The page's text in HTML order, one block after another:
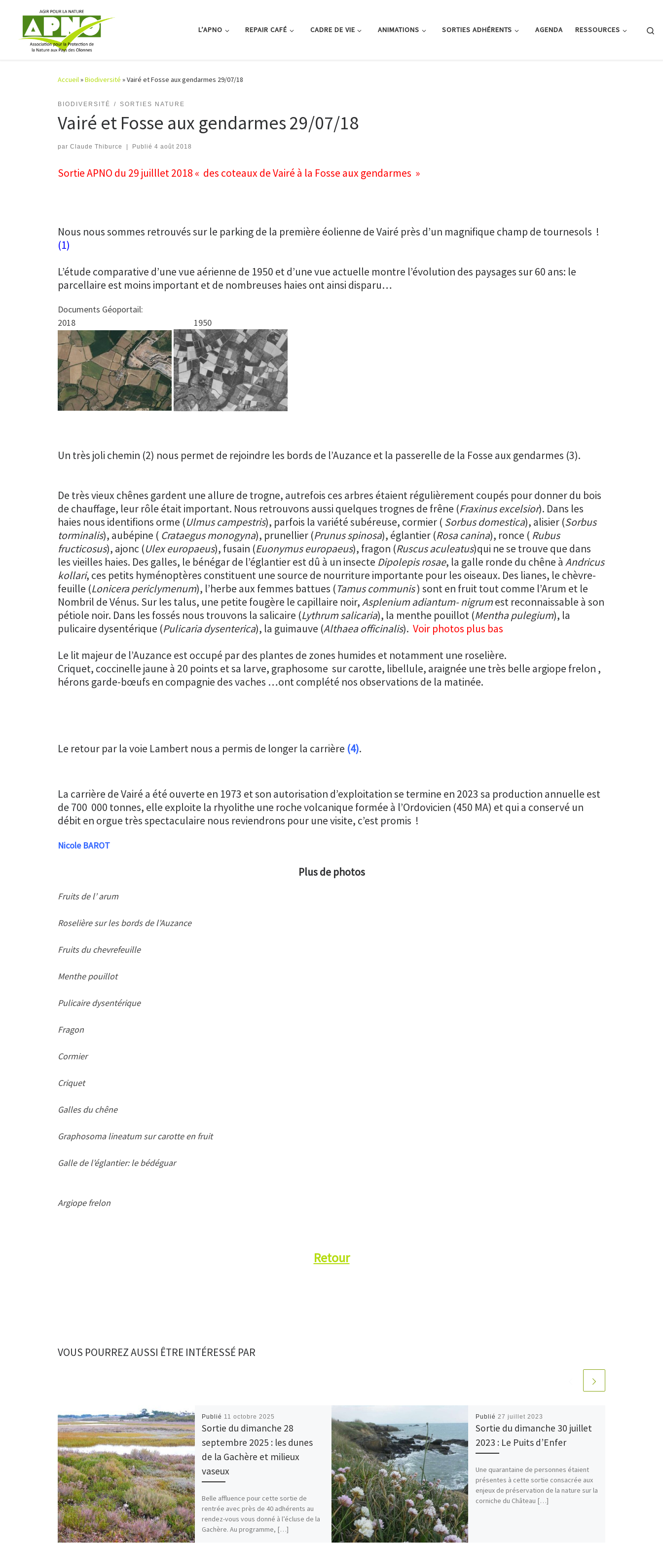
Passer au contenu
L’APNO REPAIR CAFÉ CADRE DE VIE ANIMATIONS SORTIES ADHÉRENTS AGENDA RESSOURCES
Accueil»Biodiversité »Vairé et Fosse aux gendarmes 29/07/18
BIODIVERSITÉ SORTIES NATURE
Vairé et Fosse aux gendarmes 29/07/18
par Claude Thiburce Publié 4 août 2018
Sortie APNO du 29 juilllet 2018 « des coteaux de Vairé à la Fosse aux gendarmes »
Nous nous sommes retrouvés sur le parking de la première éolienne de Vairé près d’un magnifique champ de tournesols !
(1)
L’étude comparative d’une vue aérienne de 1950 et d’une vue actuelle montre l’évolution des paysages sur 60 ans: le
parcellaire est moins important et de nombreuses haies ont ainsi disparu…
Documents Géoportail:
2018 1950
Un très joli chemin (2) nous permet de rejoindre les bords de l’Auzance et la passerelle de la Fosse aux gendarmes (3).
De très vieux chênes gardent une allure de trogne, autrefois ces arbres étaient régulièrement coupés pour donner du bois
de chauffage, leur rôle était important. Nous retrouvons aussi quelques trognes de frêne (Fraxinus excelsior). Dans les
haies nous identifions orme (Ulmus campestris), parfois la variété subéreuse, cormier (Sorbus domestica), alisier (Sorbus
torminalis), aubépine ( Crataegus monogyna), prunellier (Prunus spinosa), églantier (Rosa canina), ronce ( Rubus
fructicosus), ajonc (Ulex europaeus), fusain (Euonymus europaeus), fragon (Ruscus aculeatus)qui ne se trouve que dans
les vieilles haies. Des galles, le bénégar de l’églantier est dû à un insecte Dipolepis rosae, la galle ronde du chêne à Andricus
kollari, ces petits hyménoptères constituent une source de nourriture importante pour les oiseaux. Des lianes, le chèvre-
feuille (Lonicera periclymenum), l’herbe aux femmes battues (Tamus communis) sont en fruit tout comme l’Arum et le
Nombril de Vénus. Sur les talus, une petite fougère le capillaire noir,Asplenium adiantum- nigrumest reconnaissable à son
pétiole noir. Dans les fossés nous trouvons la salicaire (Lythrum salicaria), la menthe pouillot (Mentha pulegium), la
pulicaire dysentérique (Pulicaria dysenterica), la guimauve (Althaea officinalis). Voir photos plus bas
Le lit majeur de l’Auzance est occupé par des plantes de zones humides et notamment une roselière.
Criquet, coccinelle jaune à 20 points et sa larve, graphosome sur carotte, libellule, araignée une très belle argiope frelon ,
hérons garde-bœufs en compagnie des vaches …ont complété nos observations de la matinée.
Le retour par la voie Lambert nous a permis de longer la carrière (4).
La carrière de Vairé a été ouverte en 1973 et son autorisation d’exploitation se termine en 2023 sa production annuelle est
de 700 000 tonnes, elle exploite la rhyolithe une roche volcanique formée à l’Ordovicien (450 MA) et qui a conservé un
débit en orgue très spectaculaire nous reviendrons pour une visite, c’est promis !
Nicole BAROT
Plus de photos
Fruits de l’ arum
Roselière sur les bords de l’Auzance
Fruits du chevrefeuille
Menthe pouillot
Pulicaire dysentérique
Fragon
Cormier
Criquet
Galles du chêne
Graphosoma lineatum sur carotte en fruit
Galle de l’églantier: le bédéguar
Argiope frelon
Retour
VOUS POURREZ AUSSI ÊTRE INTÉRESSÉ PAR
Publié 11 octobre 2025
Sortie du dimanche 28
septembre 2025 : les dunes
de la Gachère et milieux
vaseux
Belle affluence pour cette sortie de
rentrée avec près de 40 adhérents au
rendez-vous vous donné à l’écluse de la
Gachère. Au programme, […]
Publié 27 juillet 2023
Sortie du dimanche 30 juillet
2023 : Le Puits d’Enfer
Une quarantaine de personnes étaient
présentes à cette sortie consacrée aux
enjeux de préservation de la nature sur la
corniche du Château […]